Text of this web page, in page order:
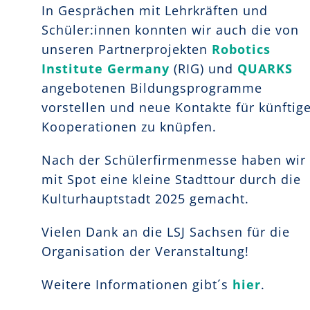
In Gesprächen mit Lehrkräften und
Schüler:innen konnten wir auch die von
unseren Partnerprojekten Robotics
Institute Germany (RIG) und QUARKS
angebotenen Bildungsprogramme
vorstellen und neue Kontakte für
Kooperationen zu knüpfen.
Nach der Schülerfirmenmesse haben wir
mit Spot eine kleine Stadttour durch die
Kulturhauptstadt 2025 gemacht.
Vielen Dank an die LSJ Sachsen für die
Organisation der Veranstaltung!
Weitere Informationen gibt´s hier.